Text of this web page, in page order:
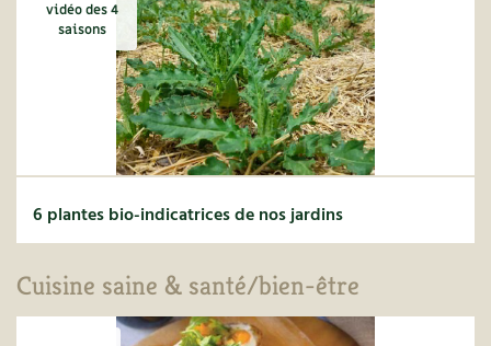
vidéo des 4
saisons
6 plantes bio-indicatrices de nos jardins
Cuisine saine & santé/bien-être